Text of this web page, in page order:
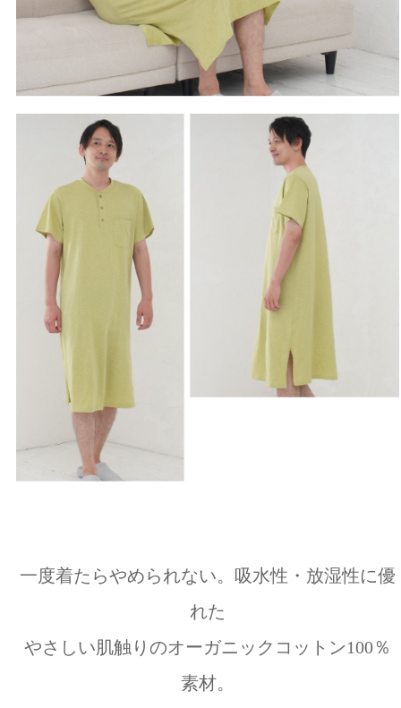
一度着たらやめられない。吸水性・放湿性に優
れた
やさしい肌触りのオーガニックコットン100％
素材。